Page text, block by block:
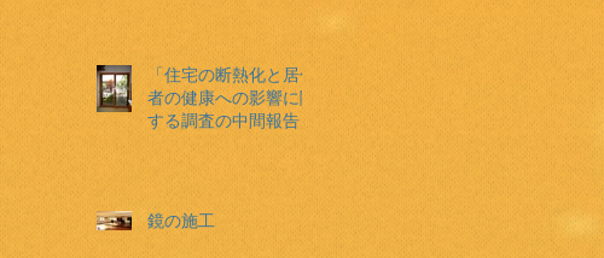
「住宅の断熱化と居住
者の健康への影響に関
する調査の中間報告」
鏡の施工